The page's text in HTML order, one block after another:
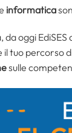
informatica
oggi
tuo percorso
sulle